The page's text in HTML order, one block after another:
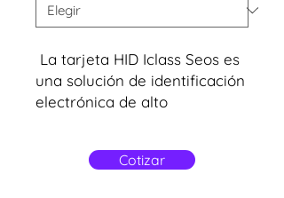
La tarjeta HID Iclass Seos es
una solución de identificación
electrónica de alto
control de acceso a
Cotizar